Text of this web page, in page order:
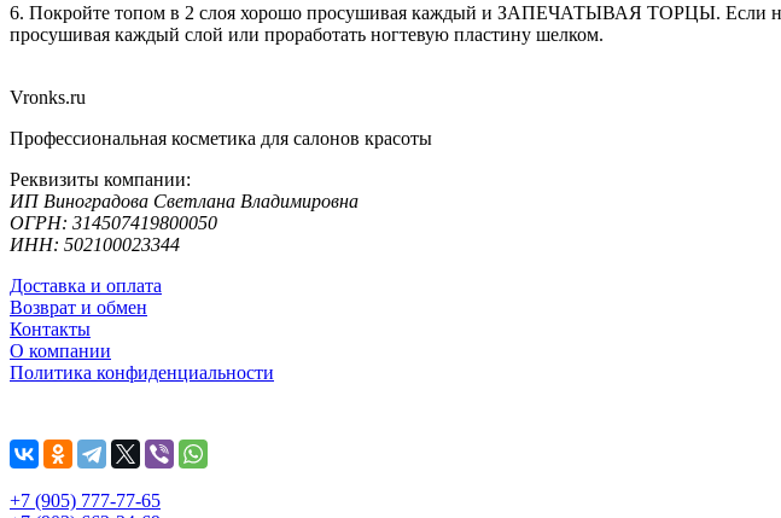
6. Покройте топом в 2 слоя хорошо просушивая каждый и ЗАПЕЧАТЫВАЯ ТОРЦЫ. Если
просушивая каждый слой или проработать ногтевую пластину шелком.
Vronks.ru
Профессиональная косметика для салонов красоты
Реквизиты компании:
ИП Виноградова Светлана Владимировна
ОГРН: 314507419800050
ИНН: 502100023344
Доставка и оплата
Возврат и обмен
Контакты
О компании
Политика конфиденциальности
+7 (905) 777-77-65